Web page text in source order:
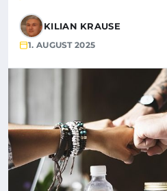
KILIAN KRAUSE
1. AUGUST 2025